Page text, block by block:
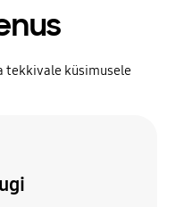
tekkivale küsimusele